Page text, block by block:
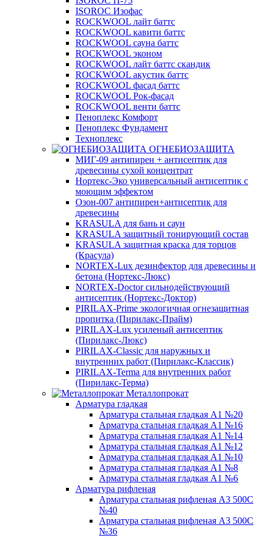
ISOROC Изофас
ROCKWOOL лайт баттс
ROCKWOOL кавити баттс
ROCKWOOL сауна баттс
ROCKWOOL эконом
ROCKWOOL лайт баттс скандик
ROCKWOOL акустик баттс
ROCKWOOL фасад баттс
ROCKWOOL Рок-фасад
ROCKWOOL венти баттс
Пеноплекс Комфорт
Пеноплекс Фундамент
Техноплекс
ОГНЕБИОЗАЩИТА
МИГ-09 антипирен + антисептик для
древесины сухой концентрат
Нортекс-Эко универсальный антисептик с
моющим эффектом
Озон-007 антипирен+антисептик для
древесины
KRASULA для бань и саун
KRASULA защитный тонирующий состав
KRASULA защитная краска для торцов
(Красула)
NORTEX-Lux дезинфектор для древесины и
бетона (Нортекс-Люкс)
NORTEX-Doctor сильнодействующий
антисептик (Нортекс-Доктор)
PIRILAX-Prime экологичная огнезащитная
пропитка (Пирилакс-Прайм)
PIRILAX-Lux усиленый антисептик
(Пирилакс-Люкс)
PIRILAX-Classic для наружных и
внутренних работ (Пирилакс-Классик)
PIRILAX-Terma для внутренних работ
(Пирилакс-Терма)
Металлопрокат
Арматура гладкая
Арматура стальная гладкая А1 №20
Арматура стальная гладкая А1 №16
Арматура стальная гладкая А1 №14
Арматура стальная гладкая А1 №12
Арматура стальная гладкая А1 №10
Арматура стальная гладкая А1 №8
Арматура стальная гладкая А1 №6
Арматура рифленая
Арматура стальная рифленая А3 500С
№40
Арматура стальная рифленая А3 500С
№36